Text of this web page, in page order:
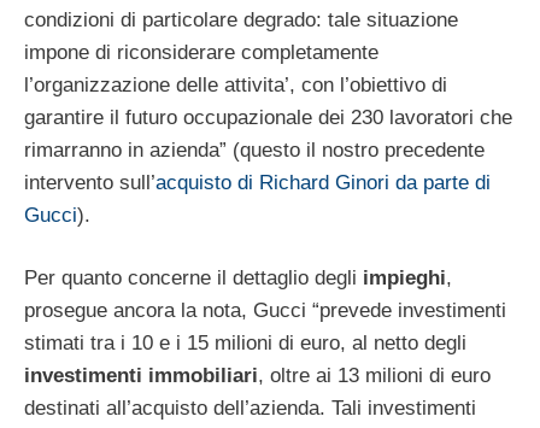
condizioni di particolare degrado: tale situazione
impone di riconsiderare completamente
l’organizzazione delle attivita’, con l’obiettivo di
garantire il futuro occupazionale dei 230 lavoratori che
rimarranno in azienda” (questo il nostro precedente
intervento sull’acquisto di Richard Ginori da parte di
Gucci).
Per quanto concerne il dettaglio degli impieghi,
prosegue ancora la nota, Gucci “prevede investimenti
stimati tra i 10 e i 15 milioni di euro, al netto degli
investimenti immobiliari, oltre ai 13 milioni di euro
destinati all’acquisto dell’azienda. Tali investimenti